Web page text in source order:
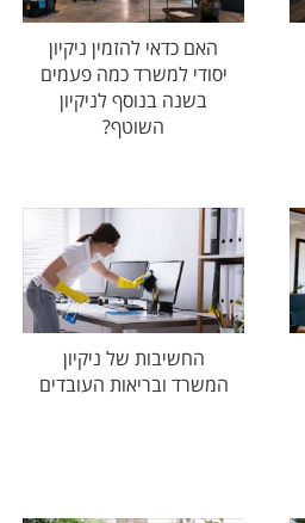
האם כדאי להזמין ניקיון
יסודי למשרד כמה פעמים
בשנה בנוסף לניקיון
השוטף?
החשיבות של ניקיון
המשרד ובריאות העובדים